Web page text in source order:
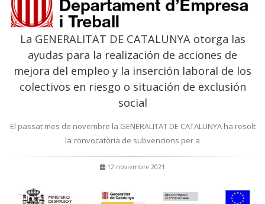
La GENERALITAT DE CATALUNYA otorga las
ayudas para la realización de acciones de
mejora del empleo y la inserción laboral de los
colectivos en riesgo o situación de exclusión
social
El passat mes de novembre la GENERALITAT DE CATALUNYA ha resolt
la convocatòria de subvencions per a
12 noviembre 2021